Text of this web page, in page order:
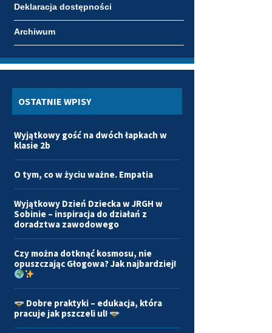
Deklaracja dostępności
Archiwum
OSTATNIE WPISY
Wyjątkowy gość na dwóch łapkach w
klasie 2b
O tym, co w życiu ważne. Empatia
Wyjątkowy Dzień Dziecka w JRGH w
Sobinie – inspiracja do działań z
doradztwa zawodowego
Czy można dotknąć kosmosu, nie
opuszczając Głogowa? Jak najbardziej!
Dobre praktyki – edukacja, która
pracuje jak pszczeli ul!